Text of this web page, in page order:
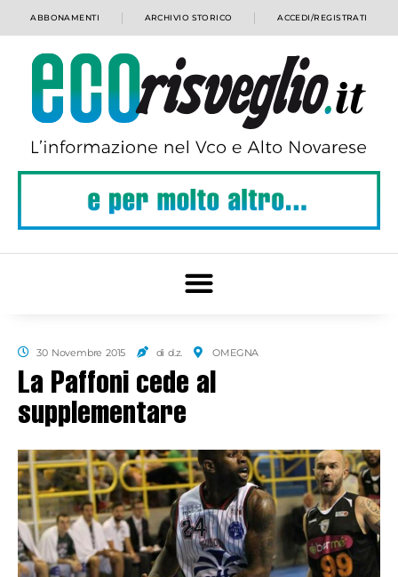
ABBONAMENTI ARCHIVIO STORICO ACCEDI/REGISTRATI
30 Novembre 2015 di d.z. OMEGNA
La Paffoni cede al
supplementare